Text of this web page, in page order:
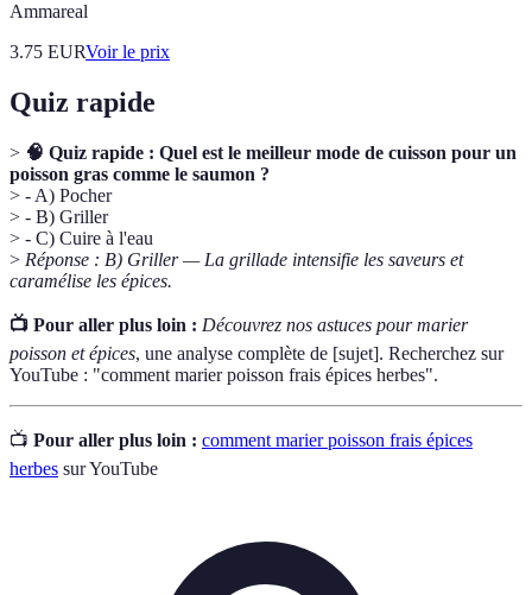
Ammareal
3.75 EURVoir le prix
Quiz rapide
> 🧠 Quiz rapide : Quel est le meilleur mode de cuisson pour un
poisson gras comme le saumon ?
> - A) Pocher
> - B) Griller
> - C) Cuire à l'eau
> Réponse : B) Griller — La grillade intensifie les saveurs et
caramélise les épices.
📺 Pour aller plus loin : Découvrez nos astuces pour marier
poisson et épices, une analyse complète de [sujet]. Recherchez sur
YouTube : "comment marier poisson frais épices herbes".
📺 Pour aller plus loin : comment marier poisson frais épices
herbes sur YouTube